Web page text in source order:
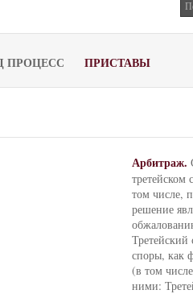
ПРОЦЕСС ПРИСТАВЫ
Арбитраж.
третейском
том числе,
решение
Третейский
споры, как
(в том
ними: